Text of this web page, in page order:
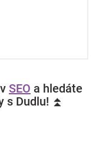
SEO a hledáte
s Dudlu! ⏫